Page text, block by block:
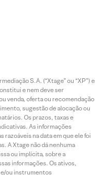
S.A. (“Xtage” ou “XP”) e
e nem deve ser
venda, oferta ou recomendação
sugestão de alocação ou
Os prazos, taxas e
As informações
na data em que ele foi
A Xtage não dá nenhuma
ou implícita, sobre a
informações. Os ativos,
ou instrumentos